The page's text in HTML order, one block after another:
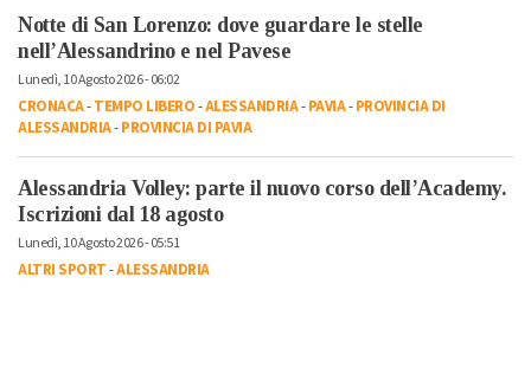
Notte di San Lorenzo: dove guardare le stelle
nell’Alessandrino e nel Pavese
Lunedì, 10 Agosto 2026 - 06:02
CRONACA-TEMPO LIBERO-ALESSANDRIA-PAVIA-PROVINCIA DI
ALESSANDRIA-PROVINCIA DI PAVIA
Alessandria Volley: parte il nuovo corso dell’Academy.
Iscrizioni dal 18 agosto
Lunedì, 10 Agosto 2026 - 05:51
ALTRI SPORT-ALESSANDRIA